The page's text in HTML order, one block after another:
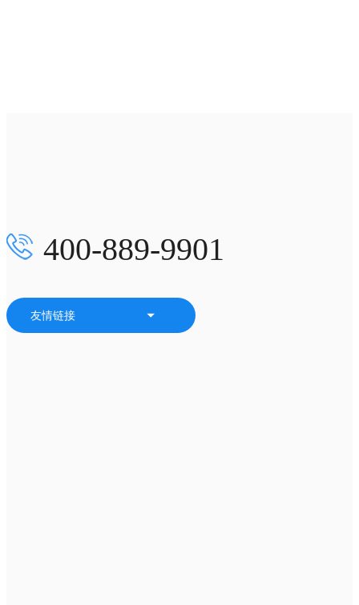
400-889-9901
友情链接